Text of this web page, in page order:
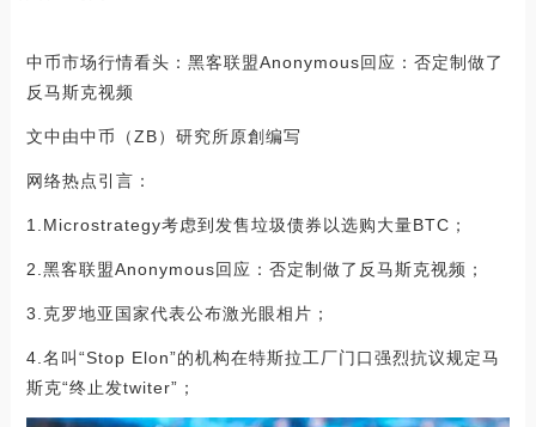
中币市场行情看头：黑客联盟Anonymous回应：否定制做了
反马斯克视频
文中由中币（ZB）研究所原創编写
网络热点引言：
1.Microstrategy考虑到发售垃圾债券以选购大量BTC；
2.黑客联盟Anonymous回应：否定制做了反马斯克视频；
3.克罗地亚国家代表公布激光眼相片；
4.名叫“Stop Elon”的机构在特斯拉工厂门口强烈抗议规定马
斯克“终止发twiter”；